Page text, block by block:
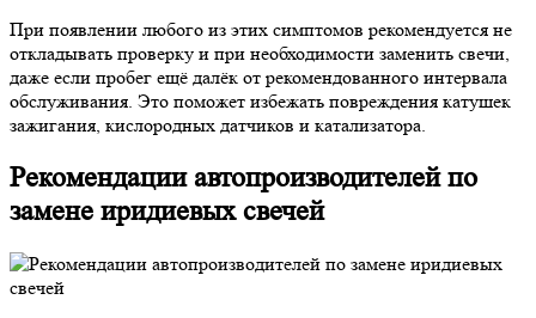
При появлении любого из этих симптомов рекомендуется не
откладывать проверку и при необходимости заменить свечи,
даже если пробег ещё далёк от рекомендованного интервала
обслуживания. Это поможет избежать повреждения катушек
зажигания, кислородных датчиков и катализатора.
Рекомендации автопроизводителей по
замене иридиевых свечей